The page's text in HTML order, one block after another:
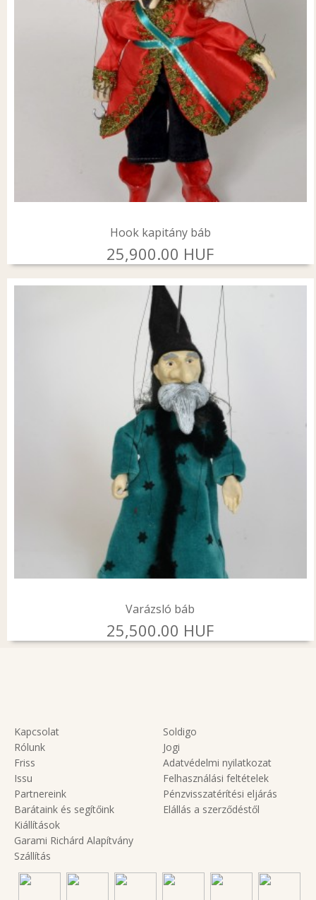
Hook kapitány báb
25,900.00 HUF
Varázsló báb
25,500.00 HUF
Kapcsolat
Rólunk
Friss
Issu
Partnereink
Barátaink és segítőink
Kiállítások
Garami Richárd Alapítvány
Szállítás
Soldigo
Jogi
Adatvédelmi nyilatkozat
Felhasználási feltételek
Pénzvisszatérítési eljárás
Elállás a szerződéstől